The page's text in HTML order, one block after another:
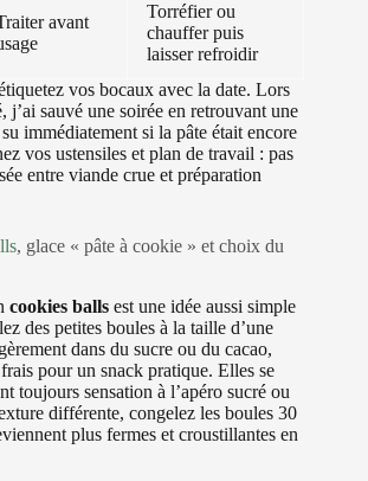
avant
Torréfier ou
chauffer puis
laisser refroidir
vos bocaux avec la date. Lors
j’ai sauvé une soirée en retrouvant une
immédiatement si la pâte était encore
vos ustensiles et plan de travail : pas
entre viande crue et préparation
, glace « pâte à cookie » et choix du
cookies balls est une idée aussi simple
des petites boules à la taille d’une
dans du sucre ou du cacao,
pour un snack pratique. Elles se
toujours sensation à l’apéro sucré ou
différente, congelez les boules 30
plus fermes et croustillantes en